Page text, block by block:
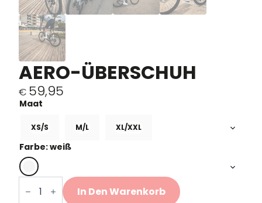
AERO-ÜBERSCHUH
€ 59,95
XS/S M/L XL/XXL
Farbe: weiß
Aero
overschoen
Menge In Den Warenkorb